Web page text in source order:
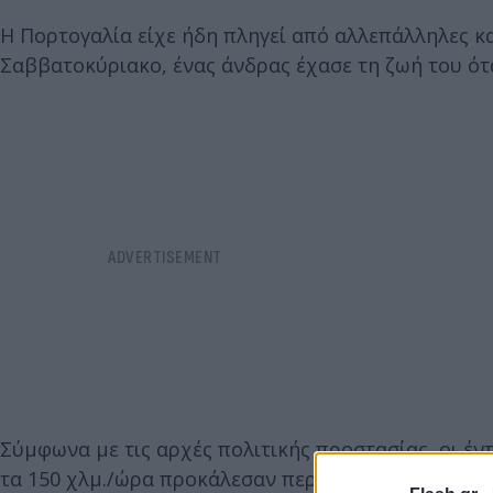
Η Πορτογαλία είχε ήδη πληγεί από αλλεπάλληλες
Σαββατοκύριακο, ένας άνδρας έχασε τη ζωή του
Σύμφωνα με τις αρχές πολιτικής προστασίας, οι
τα 150 χλμ./ώρα προκάλεσαν περισσότερα από